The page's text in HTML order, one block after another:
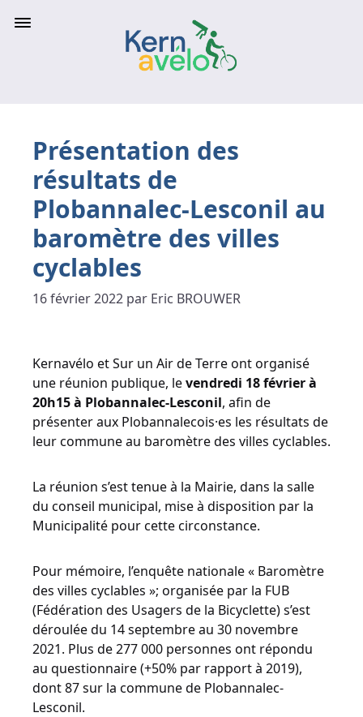
Présentation des
résultats de
Plobannalec-Lesconil au
baromètre des villes
cyclables
16 février 2022 par Eric BROUWER
Kernavélo et Sur un Air de Terre ont organisé
une réunion publique, levendredi 18 février à
20h15 à Plobannalec-Lesconil, afin de
présenter aux Plobannalecois·es les résultats de
leur commune au baromètre des villes cyclables.
La réunion s’est tenue à la Mairie, dans la salle
du conseil municipal, mise à disposition par la
Municipalité pour cette circonstance.
Pour mémoire, l’enquête nationale « Baromètre
des villes cyclables »; organisée par la FUB
(Fédération des Usagers de la Bicyclette) s’est
déroulée du 14 septembre au 30 novembre
2021. Plus de 277 000 personnes ont répondu
au questionnaire (+50% par rapport à 2019),
dont 87 sur la commune de Plobannalec-
Lesconil.